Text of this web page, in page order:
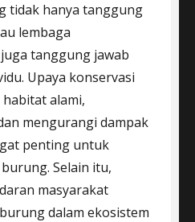
tidak hanya tanggung
lembaga
tanggung jawab
Upaya konservasi
alami,
mengurangi dampak
penting untuk
Selain itu,
masyarakat
dalam ekosistem